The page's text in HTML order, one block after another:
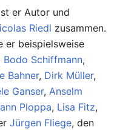
er Autor und
Riedl zusammen.
er beispielsweise
Bodo Schiffmann,
Bahner, Dirk Müller,
Ganser, Anselm
Ploppa, Lisa Fitz,
Jürgen Fliege, den